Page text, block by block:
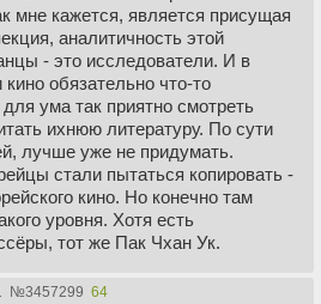
мне кажется, является присущая
аналитичность этой
- это исследователи. И в
обязательно что-то
ума так приятно смотреть
ихнюю литературу. По сути
лучше уже не придумать.
стали пытаться копировать -
кино. Но конечно там
уровня. Хотя есть
тот же Пак Чхан Ук.
№3457299 64